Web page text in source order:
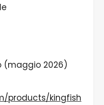
(maggio 2026)
products/kingfish